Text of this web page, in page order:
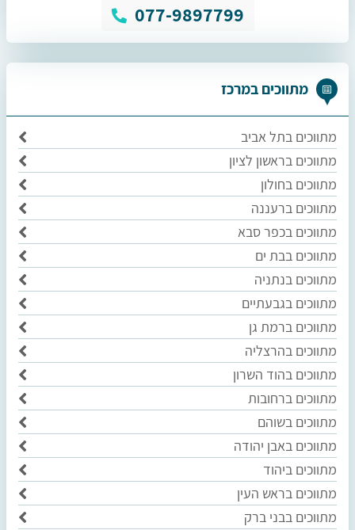
077-9897799
מתווכים במרכז
מתווכים בתל אביב
מתווכים בראשון לציון
מתווכים בחולון
מתווכים ברעננה
מתווכים בכפר סבא
מתווכים בבת ים
מתווכים בנתניה
מתווכים בגבעתיים
מתווכים ברמת גן
מתווכים בהרצליה
מתווכים בהוד השרון
מתווכים ברחובות
מתווכים בשוהם
מתווכים באבן יהודה
מתווכים ביהוד
מתווכים בראש העין
מתווכים בבני ברק